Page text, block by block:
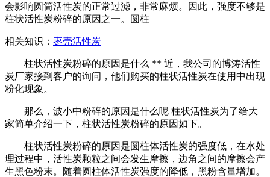
会影响圆筒活性炭的正常过滤，非常麻烦。因此，强度不够是
柱状活性炭粉碎的原因之一。圆柱
相关知识： 枣壳活性炭
柱状活性炭粉碎的原因是什么 ** 近，我公司的博涛活性
炭厂家接到客户的询问，他们购买的柱状活性炭在使用中出现
粉化现象。
那么，波小中粉碎的原因是什么呢 柱状活性炭为了给大
家简单介绍一下，柱状活性炭粉碎的原因如下。
柱状活性炭粉碎的原因是圆柱体活性炭的强度低，在水处
理过程中，活性炭颗粒之间会发生摩擦，边角之间的摩擦会产
生黑色粉末。随着圆柱体活性炭强度的降低，黑粉含量增加。